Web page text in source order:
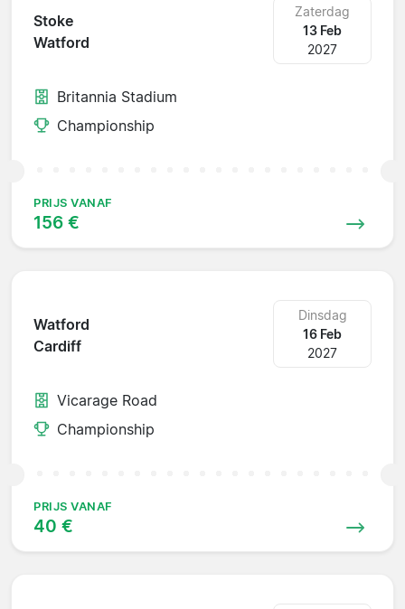
Stoke
Watford
Zaterdag
13 Feb
2027
Britannia Stadium
Championship
PRIJS VANAF
156 €
Watford
Cardiff
Dinsdag
16 Feb
2027
Vicarage Road
Championship
PRIJS VANAF
40 €